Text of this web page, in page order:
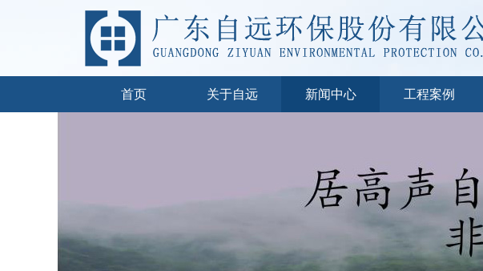
首页 关于自远 新闻中心 工程案例